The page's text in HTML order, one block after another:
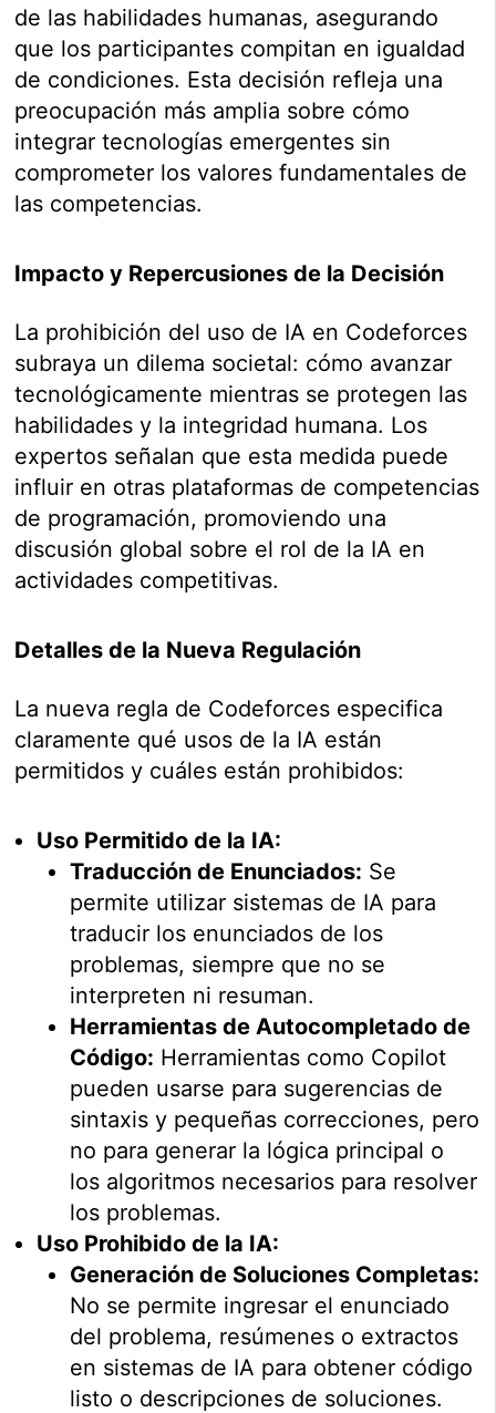
de las habilidades humanas, asegurando
que los participantes compitan en igualdad
de condiciones. Esta decisión refleja una
preocupación más amplia sobre cómo
integrar tecnologías emergentes sin
comprometer los valores fundamentales de
las competencias.
Impacto y Repercusiones de la Decisión
La prohibición del uso de IA en Codeforces
subraya un dilema societal: cómo avanzar
tecnológicamente mientras se protegen las
habilidades y la integridad humana. Los
expertos señalan que esta medida puede
influir en otras plataformas de competencias
de programación, promoviendo una
discusión global sobre el rol de la IA en
actividades competitivas.
Detalles de la Nueva Regulación
La nueva regla de Codeforces especifica
claramente qué usos de la IA están
permitidos y cuáles están prohibidos:
Uso Permitido de la IA:
Traducción de Enunciados: Se
permite utilizar sistemas de IA para
traducir los enunciados de los
problemas, siempre que no se
interpreten ni resuman.
Herramientas de Autocompletado de
Código: Herramientas como Copilot
pueden usarse para sugerencias de
sintaxis y pequeñas correcciones, pero
no para generar la lógica principal o
los algoritmos necesarios para resolver
los problemas.
Uso Prohibido de la IA:
Generación de Soluciones Completas:
No se permite ingresar el enunciado
del problema, resúmenes o extractos
en sistemas de IA para obtener código
listo o descripciones de soluciones.